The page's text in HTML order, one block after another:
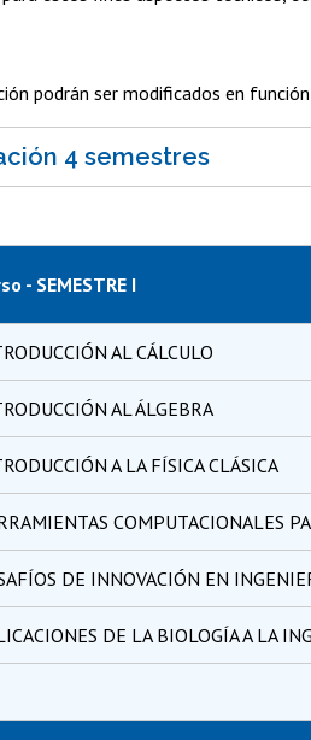
podrán ser modificados en
4 semestres
- SEMESTRE I
AL CÁLCULO
AL ÁLGEBRA
A LA FÍSICA CLÁSICA
COMPUTACIONALES
DE INNOVACIÓN EN
DE LA BIOLOGÍA A LA